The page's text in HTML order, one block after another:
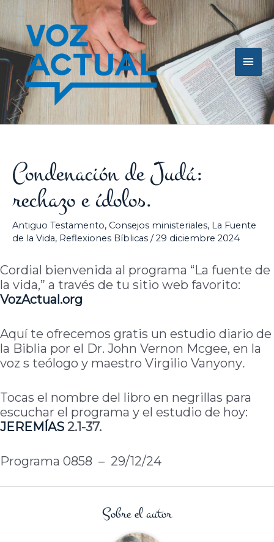
contenido
Condenación de Judá:
rechazo e ídolos.
Antiguo Testamento, Consejos ministeriales, La Fuente
de la Vida, Reflexiones Bíblicas /29 diciembre 2024
Cordial bienvenida al programa “La fuente de
la vida,” a través de tu sitio web favorito:
VozActual.org
Aquí te ofrecemos gratis un estudio diario de
la Biblia por el Dr. John Vernon Mcgee, en la
voz s teólogo y maestro Virgilio Vanyony.
Tocas el nombre del libro en negrillas para
escuchar el programa y el estudio de hoy:
JEREMÍAS 2.1-37.
Programa 0858 – 29/12/24
Sobre el autor